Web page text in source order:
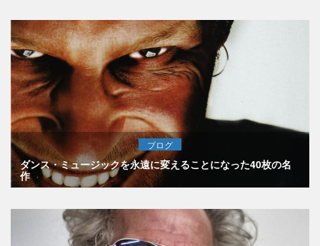
ブログ
ダンス・ミュージックを永遠に変えることになった40枚の名
作